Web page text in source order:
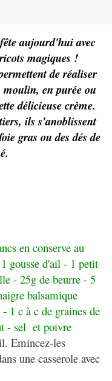
aujourd'hui avec
magiques !
de réaliser
moulin, en purée ou
délicieuse crème.
ils s'anoblissent
gras ou des dés de
en conserve au
gousse d'ail - 1 petit
- 25g de beurre - 5
balsamique
1 c à c de graines de
- sel et poivre
Emincez-les
une casserole avec